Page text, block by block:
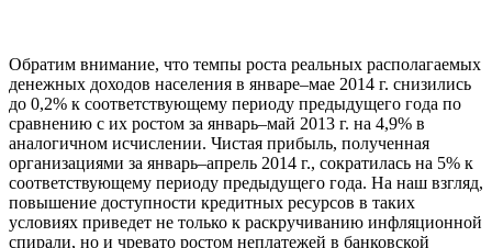
Обратим внимание, что темпы роста реальных располагаемых
денежных доходов населения в январе–мае 2014 г. снизились
до 0,2% к соответствующему периоду предыдущего года по
сравнению с их ростом за январь–май 2013 г. на 4,9% в
аналогичном исчислении. Чистая прибыль, полученная
организациями за январь–апрель 2014 г., сократилась на 5% к
соответствующему периоду предыдущего года. На наш взгляд,
повышение доступности кредитных ресурсов в таких
условиях приведет не только к раскручиванию инфляционной
спирали, но и чревато ростом неплатежей в банковской